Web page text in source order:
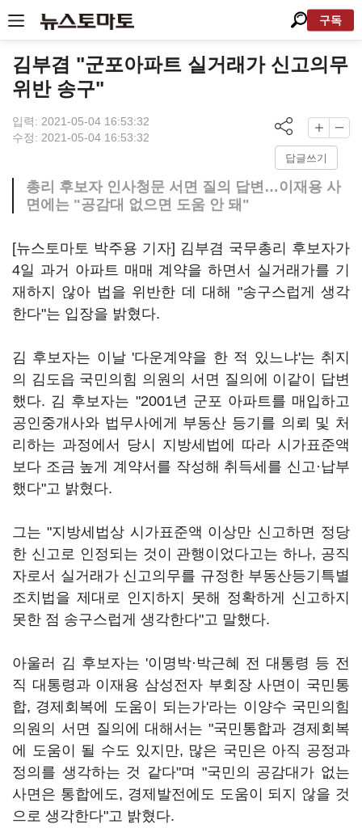
구독
김부겸 "군포아파트 실거래가 신고의무
위반 송구"
입력: 2021-05-04 16:53:32
수정: 2021-05-04 16:53:32
답글쓰기
총리 후보자 인사청문 서면 질의 답변…이재용 사
면에는 "공감대 없으면 도움 안 돼"
[뉴스토마토 박주용 기자] 김부겸 국무총리 후보자가
4일 과거 아파트 매매 계약을 하면서 실거래가를 기
재하지 않아 법을 위반한 데 대해 "송구스럽게 생각
한다"는 입장을 밝혔다.
김 후보자는 이날 '다운계약을 한 적 있느냐'는 취지
의 김도읍 국민의힘 의원의 서면 질의에 이같이 답변
했다. 김 후보자는 "2001년 군포 아파트를 매입하고
공인중개사와 법무사에게 부동산 등기를 의뢰 및 처
리하는 과정에서 당시 지방세법에 따라 시가표준액
보다 조금 높게 계약서를 작성해 취득세를 신고·납부
했다"고 밝혔다.
그는 "지방세법상 시가표준액 이상만 신고하면 정당
한 신고로 인정되는 것이 관행이었다고는 하나, 공직
자로서 실거래가 신고의무를 규정한 부동산등기특별
조치법을 제대로 인지하지 못해 정확하게 신고하지
못한 점 송구스럽게 생각한다"고 말했다.
아울러 김 후보자는 '이명박·박근혜 전 대통령 등 전
직 대통령과 이재용 삼성전자 부회장 사면이 국민통
합, 경제회복에 도움이 되는가'라는 이양수 국민의힘
의원의 서면 질의에 대해서는 "국민통합과 경제회복
에 도움이 될 수도 있지만, 많은 국민은 아직 공정과
정의를 생각하는 것 같다"며 "국민의 공감대가 없는
사면은 통합에도, 경제발전에도 도움이 되지 않을 것
으로 생각한다"고 밝혔다.